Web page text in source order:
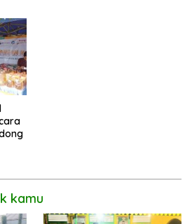
kamu